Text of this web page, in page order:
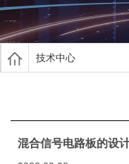
技术中心
混合信号电路板的设